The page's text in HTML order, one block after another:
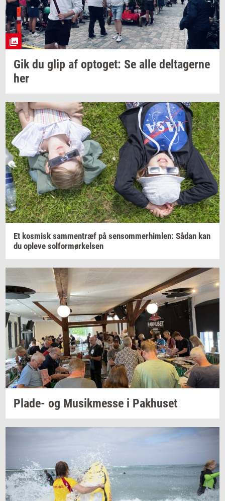
Gik du glip af op­to­get: Se alle del­ta­ger­ne
her
Et kos­misk sam­men­træf på sen­som­mer­him­len: Sådan kan
du op­le­ve sol­for­mør­kel­sen
Plade-​ og Mu­sik­mes­se i Pak­hu­set